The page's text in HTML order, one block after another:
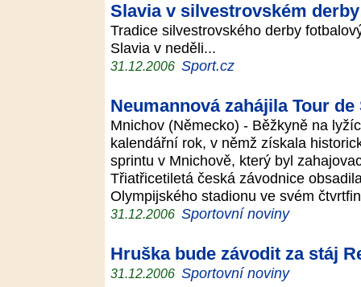
Slavia v silvestrovském
Tradice silvestrovského derby
Slavia v neděli...
31.12.2006 Sport.cz
Neumannová zahájila Tour
Mnichov (Německo) - Běžkyně na
kalendářní rok, v němž získala
sprintu v Mnichově, který byl
Třiatřicetiletá česká závodnice
Olympijského stadionu ve svém
31.12.2006 Sportovní noviny
Hruška bude závodit za stáj
31.12.2006 Sportovní noviny